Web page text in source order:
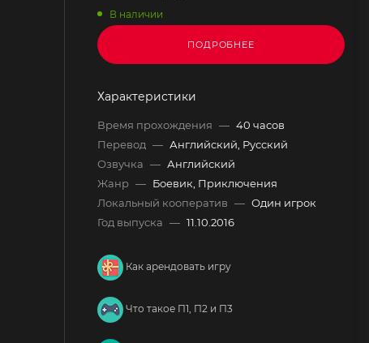
В наличии
ПОДРОБНЕЕ
Характеристики
Время прохождения — 40 часов
Перевод — Английский, Русский
Озвучка — Английский
Жанр — Боевик, Приключения
Локальный кооператив — Один игрок
Год выпуска — 11.10.2016
Как арендовать игру
Что такое П1, П2 и П3